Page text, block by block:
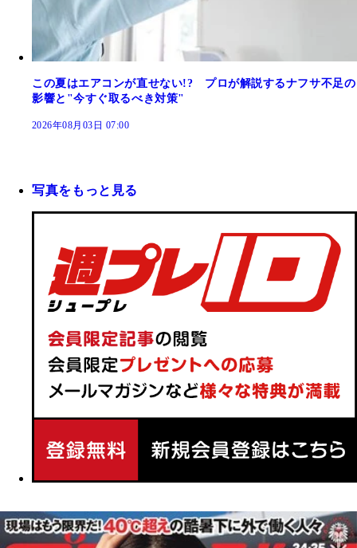
この夏はエアコンが直せない!? プロが解説するナフサ不足の
影響と"今すぐ取るべき対策"
2026年08月03日 07:00
写真をもっと見る